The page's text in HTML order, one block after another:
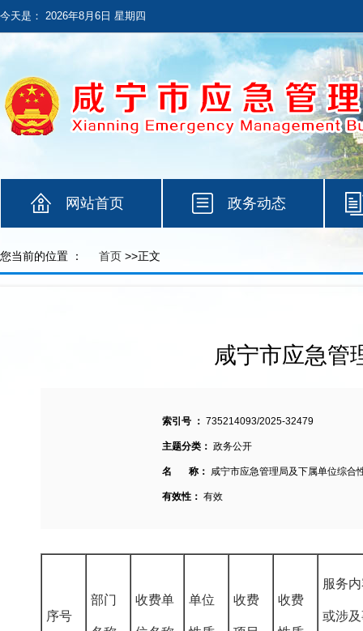
今天是： 2026年8月6日 星期四
网站首页 政务动态
您当前的位置 ： 首页 >>正文
咸宁市应急管
索引号 ： 735214093/2025-32479
主题分类： 政务公开
名 称： 咸宁市应急管理局及下属单位综合
有效性： 有效
序号
部门 收费单 单位 收费 收费
服务
或涉